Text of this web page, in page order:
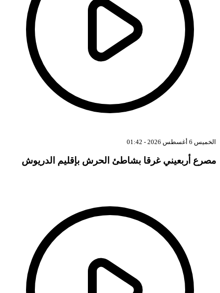
الخميس 6 أغسطس 2026 - 01:42
مصرع أربعيني غرقا بشاطئ الحرش بإقليم الدريوش